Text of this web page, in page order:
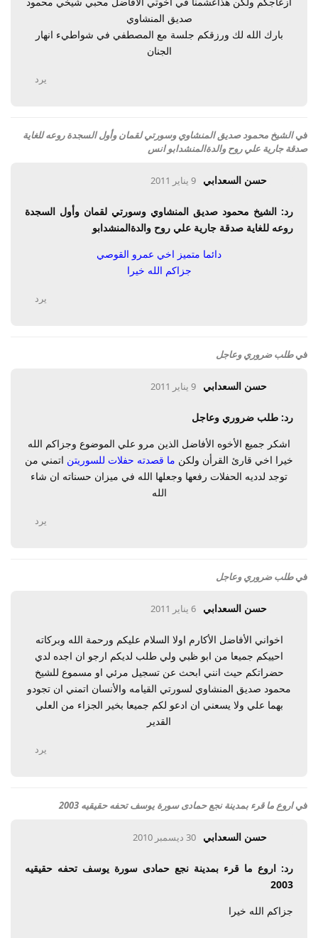
صديق المنشاوي
بارك الله لك ورزقكم جلسة مع المصطفي في شواطيء انهار
الجنان
يرد
فيالشيخ محمود صديق المنشاوي وسورتي لقمان وأول السجدة روعه للغاية
صدقة جارية علي روح والدةالمنشدابو انس
حسن السعدابي 9 يناير 2011
رد: الشيخ محمود صديق المنشاوي وسورتي لقمان وأول السجدة
روعه للغاية صدقة جارية علي روح والدةالمنشدابو
دائما متميز اخي عمرو القوصي
جزاكم الله خيرا
يرد
فيطلب ضروري وعاجل
حسن السعدابي 9 يناير 2011
رد: طلب ضروري وعاجل
اشكر جميع الأخوه الأفاضل الذين مرو علي الموضوع وجزاكم الله
خيرا اخي قارئ القرأن ولكن ما قصدته حفلات للسوريتن اتمني من
توجد لدديه الحفلات رفعها وجعلها الله في ميزان حسناته ان شاء
الله
يرد
فيطلب ضروري وعاجل
حسن السعدابي 6 يناير 2011
اخواني الأفاضل الأكارم اولا السلام عليكم ورحمة الله وبركاته
احييكم جميعا من ابو ظبي ولي طلب لديكم ارجو ان اجده لدي
حضراتكم حيث انني ابحث عن تسجيل مرئي او مسموع للشيخ
محمود صديق المنشاوي لسورتي القيامه والأنسان اتمني ان تجودو
بهما علي ولا يسعني ان ادعو لكم جميعا بخير الجزاء من العلي
القدير
يرد
فياروع ما قرء بمدينة نجع حمادى سورة يوسف تحفه حقيقيه 2003
حسن السعدابي 30 ديسمبر 2010
رد: اروع ما قرء بمدينة نجع حمادى سورة يوسف تحفه حقيقيه
2003
جزاكم الله خيرا